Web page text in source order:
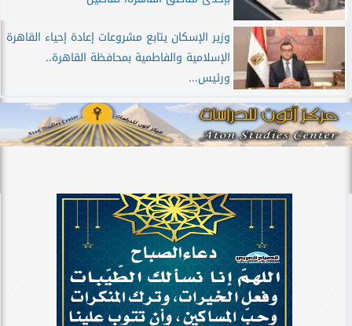
وزير الإسكان يتابع مشروعات إعادة إحياء القاهرة
الإسلامية والفاطمية بمحافظة القاهرة..
ورئيس...